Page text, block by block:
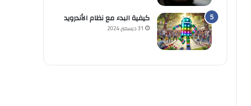
كيفية البدء مع نظام الأندرويد
31 ديسمبر, 2024